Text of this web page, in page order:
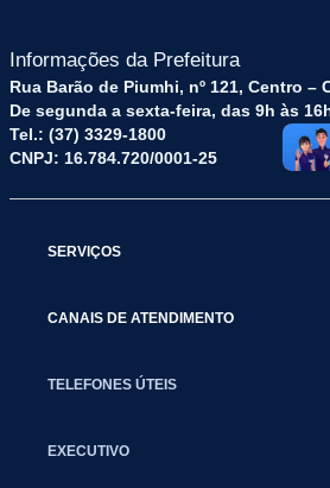
Informações da Prefeitura
Rua Barão de Piumhi, nº 121, Centro –
De segunda a sexta-feira, das 9h às
Tel.: (37) 3329-1800
CNPJ: 16.784.720/0001-25
SERVIÇOS
CANAIS DE ATENDIMENTO
TELEFONES ÚTEIS
EXECUTIVO